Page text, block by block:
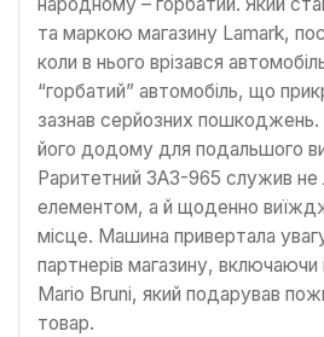
народному – горбатий. Який
та маркою магазину Lamark,
коли в нього врізався
“горбатий” автомобіль, що
зазнав серйозних пошкоджень.
його додому для подальшого
Раритетний ЗАЗ-965 служив
елементом, а й щоденно
місце. Машина привертала
партнерів магазину, включаючи
Mario Bruni, який подарував
товар.